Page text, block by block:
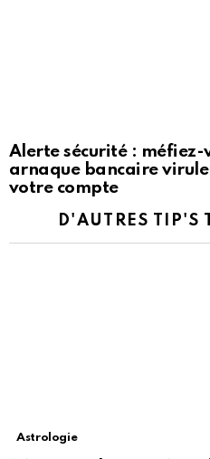
Alerte sécurité : méfiez-
arnaque bancaire
votre compte
D'AUTRES TIP'S
Astrologie